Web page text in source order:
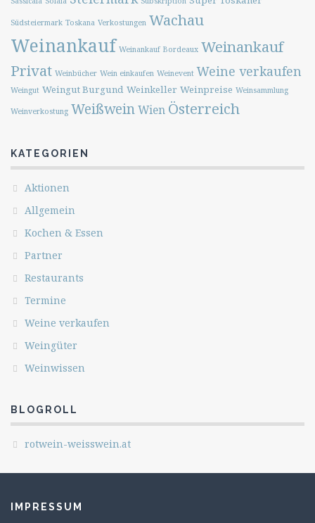
Südsteiermark Toskana Verkostungen Wachau
Weinankauf Weinankauf Bordeaux Weinankauf
Privat Weinbücher Wein einkaufen Weinevent Weine verkaufen
Weingut Weingut Burgund Weinkeller Weinpreise Weinsammlung
Weinverkostung WeißweinWien Österreich
KATEGORIEN
Aktionen
Allgemein
Kochen & Essen
Partner
Restaurants
Termine
Weine verkaufen
Weingüter
Weinwissen
BLOGROLL
rotwein-weisswein.at
IMPRESSUM